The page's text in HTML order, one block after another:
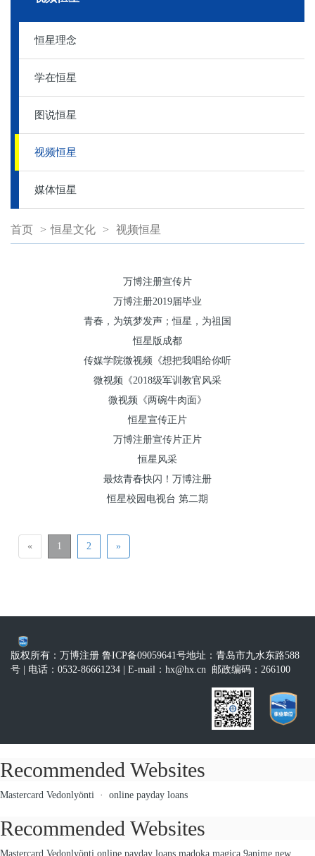
恒星理念
学在恒星
图说恒星
视频恒星
媒体恒星
首页 > 恒星文化 > 视频恒星
万博注册宣传片
万博注册2019届毕业
青春，为筑梦发声；恒星，为祖国
恒星版成都
传媒学院微视频《想把我唱给你听
微视频《2018级军训教官风采
微视频《两碗牛肉面》
恒星宣传正片
万博注册宣传片正片
恒星风采
最炫青春快闪！万博注册
恒星校园电视台 第二期
« 1 2 »
版权所有：万博注册 鲁ICP备09059641号地址：青岛市九水东路588
号 | 电话：0532-86661234 | E-mail： hx@hx.cn 邮政编码：266100
Recommended Websites
Mastercard Vedonlyönti · online payday loans
Recommended Websites
Mastercard Vedonlyönti online payday loans madoka magica 9anime new